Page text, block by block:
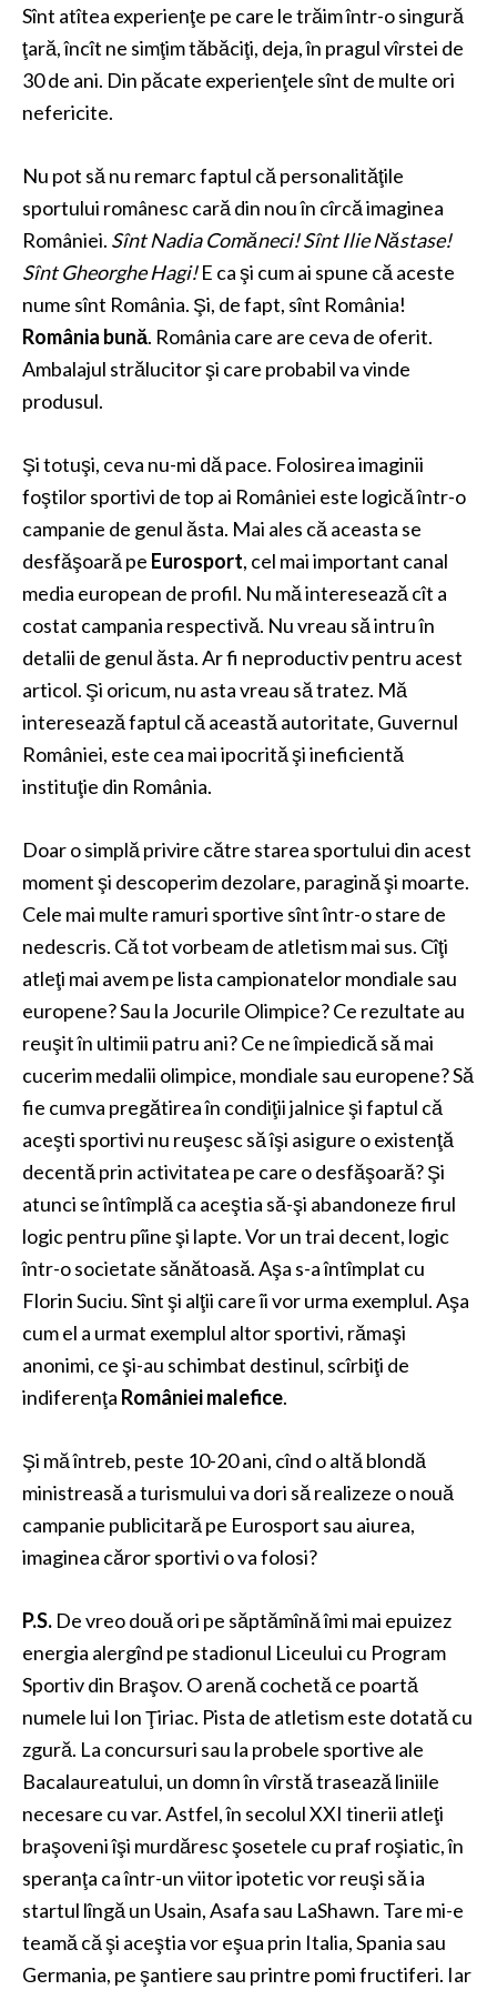
Sînt atîtea experienţe pe care le trăim într-o singură
ţară, încît ne simţim tăbăciţi, deja, în pragul vîrstei de
30 de ani. Din păcate experienţele sînt de multe ori
nefericite.
Nu pot să nu remarc faptul că personalităţile
sportului românesc cară din nou în cîrcă imaginea
României. Sînt Nadia Comăneci! Sînt Ilie Năstase!
Sînt Gheorghe Hagi!E ca şi cum ai spune că aceste
nume sînt România. Şi, de fapt, sînt România!
România bună. România care are ceva de oferit.
Ambalajul strălucitor şi care probabil va vinde
produsul.
Şi totuşi, ceva nu-mi dă pace. Folosirea imaginii
foştilor sportivi de top ai României este logică într-o
campanie de genul ăsta. Mai ales că aceasta se
desfăşoară pe Eurosport, cel mai important canal
media european de profil. Nu mă interesează cît a
costat campania respectivă. Nu vreau să intru în
detalii de genul ăsta. Ar fi neproductiv pentru acest
articol. Şi oricum, nu asta vreau să tratez. Mă
interesează faptul că această autoritate, Guvernul
României, este cea mai ipocrită şi ineficientă
instituţie din România.
Doar o simplă privire către starea sportului din acest
moment şi descoperim dezolare, paragină şi moarte.
Cele mai multe ramuri sportive sînt într-o stare de
nedescris. Că tot vorbeam de atletism mai sus. Cîţi
atleţi mai avem pe lista campionatelor mondiale sau
europene? Sau la Jocurile Olimpice? Ce rezultate au
reuşit în ultimii patru ani? Ce ne împiedică să mai
cucerim medalii olimpice, mondiale sau europene? Să
fie cumva pregătirea în condiţii jalnice şi faptul că
aceşti sportivi nu reuşesc să îşi asigure o existenţă
decentă prin activitatea pe care o desfăşoară? Şi
atunci se întîmplă ca aceştia să-şi abandoneze firul
logic pentru pîine şi lapte. Vor un trai decent, logic
într-o societate sănătoasă. Aşa s-a întîmplat cu
Florin Suciu. Sînt şi alţii care îi vor urma exemplul. Aşa
cum el a urmat exemplul altor sportivi, rămaşi
anonimi, ce şi-au schimbat destinul, scîrbiţi de
indiferenţa României malefice.
Şi mă întreb, peste 10-20 ani, cînd o altă blondă
ministreasă a turismului va dori să realizeze o nouă
campanie publicitară pe Eurosport sau aiurea,
imaginea căror sportivi o va folosi?
P.S. De vreo două ori pe săptămînă îmi mai epuizez
energia alergînd pe stadionul Liceului cu Program
Sportiv din Braşov. O arenă cochetă ce poartă
numele lui Ion Ţiriac. Pista de atletism este dotată cu
zgură. La concursuri sau la probele sportive ale
Bacalaureatului, un domn în vîrstă trasează liniile
necesare cu var. Astfel, în secolul XXI tinerii atleţi
braşoveni îşi murdăresc şosetele cu praf roşiatic, în
speranţa ca într-un viitor ipotetic vor reuşi să ia
startul lîngă un Usain, Asafa sau LaShawn. Tare mi-e
teamă că şi aceştia vor eşua prin Italia, Spania sau
Germania, pe şantiere sau printre pomi fructiferi. Iar